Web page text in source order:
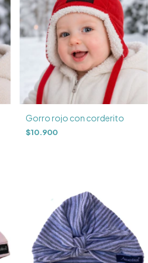
Gorro rojo con corderito
$10.900